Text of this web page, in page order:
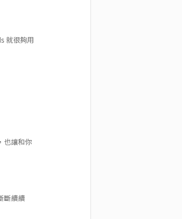
就很夠用
也讓和你
斷續續